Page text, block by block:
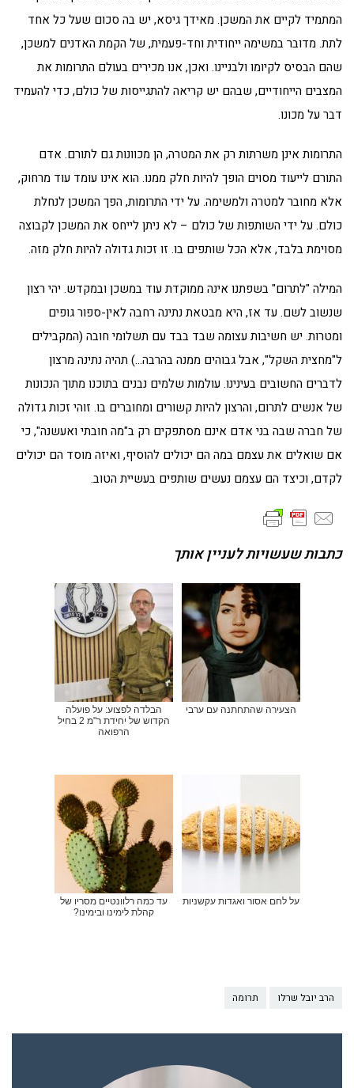
המתמיד לקיים את המשכן. מאידך גיסא, יש בה סכום שעל כל אחד
לתת. מדובר במשימה ייחודית וחד-פעמית, של הקמת האדנים למשכן,
שהם הבסיס לקיומו ולבניינו. ואכן, אנו מכירים בעולם התרומות את
המצבים הייחודיים, שבהם יש קריאה להתגייסות של כולם, כדי להעמיד
דבר על מכונו.
התרומות אינן משרתות רק את המטרה, הן מכוונות גם לתורם. אדם
התורם לייעוד מסוים הופך להיות חלק ממנו. הוא אינו עומד עוד מרחוק,
אלא מחובר למטרה ולמשימה. על ידי התרומות, הפך המשכן לנחלת
כולם. על ידי השותפות של כולם – לא ניתן לייחס את המשכן לקבוצה
מסוימת בלבד, אלא הכל שותפים בו. זו זכות גדולה להיות חלק מזה.
המילה "לתרום" בשפתנו אינה ממוקדת עוד במשכן ובמקדש. יהי רצון
שנשוב לשם. עד אז, היא מבטאת נתינה רחבה לאין-ספור גופים
ומטרות. יש חשיבות עצומה שבד בבד עם תשלומי חובה (המקבילים
ל"מחצית השקל", אבל גבוהים ממנה בהרבה…) תהיה נתינה מרצון
לדברים החשובים בעינינו. עולמות שלמים נבנים בתוכנו מתוך הנכונות
של אנשים לתרום, והרצון להיות קשורים ומחוברים בו. זוהי זכות גדולה
של חברה שבה בני אדם אינם מסתפקים רק ב"מה חובתי ואעשנה", כי
אם שואלים את עצמם במה הם יכולים להוסיף, ואיזה מוסד הם יכולים
לקדם, וכיצד הם עצמם נעשים שותפים בעשיית הטוב.
כתבות שעשויות לעניין אותך
הצעירה שהתחתנה עם ערבי
הבלדה לפצוע: על פועלה
הקדוש של יחידת ר"מ 2 בחיל
הרפואה
על לחם אסור ואגדות עקשניות
עד כמה רלוונטיים מסריו של
קהלת לימינו ובימינו?
הרב יובל שרלו תרומה